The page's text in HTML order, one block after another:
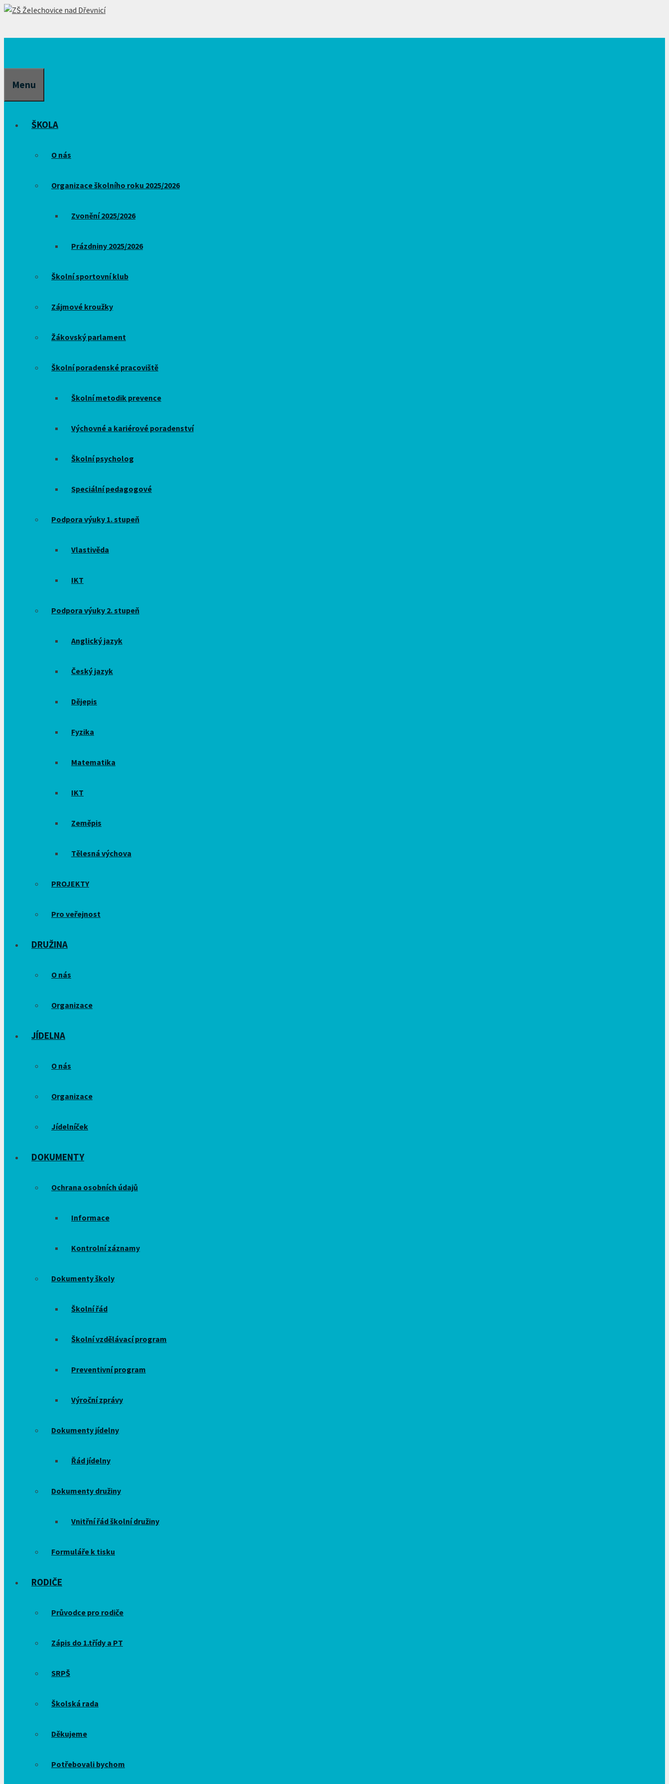
Přeskočit
Menu
ŠKOLA
O nás
Organizace školního roku 2025/2026
Zvonění 2025/2026
Prázdniny 2025/2026
Školní sportovní klub
Zájmové kroužky
Žákovský parlament
Školní poradenské pracoviště
Školní metodik prevence
Výchovné a kariérové poradenství
Školní psycholog
Speciální pedagogové
Podpora výuky 1. stupeň
Vlastivěda
IKT
Podpora výuky 2. stupeň
Anglický jazyk
Český jazyk
Dějepis
Fyzika
Matematika
IKT
Zeměpis
Tělesná výchova
PROJEKTY
Pro veřejnost
DRUŽINA
O nás
Organizace
JÍDELNA
O nás
Organizace
Jídelníček
DOKUMENTY
Ochrana osobních údajů
Informace
Kontrolní záznamy
Dokumenty školy
Školní řád
Školní vzdělávací program
Preventivní program
Výroční zprávy
Dokumenty jídelny
Řád jídelny
Dokumenty družiny
Vnitřní řád školní družiny
Formuláře k tisku
RODIČE
Průvodce pro rodiče
Zápis do 1.třídy a PT
SRPŠ
Školská rada
Děkujeme
Potřebovali bychom